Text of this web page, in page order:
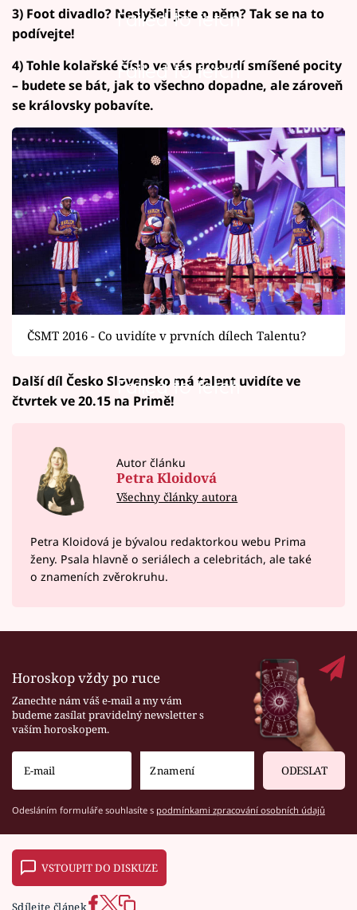
Failed to fetch
3) Foot divadlo? Neslyšeli jste o něm? Tak se na to
podívejte!
Failed to fetch
4) Tohle kolařské číslo ve vás probudí smíšené pocity
– budete se bát, jak to všechno dopadne, ale zároveň
se královsky pobavíte.
ČSMT 2016 - Co uvidíte v prvních dílech Talentu?
Failed to fetch
Další díl Česko Slovensko má talent uvidíte ve
čtvrtek ve 20.15 na Primě!
Autor článku
Petra Kloidová
Všechny články autora
Petra Kloidová je bývalou redaktorkou webu Prima
ženy. Psala hlavně o seriálech a celebritách, ale také
o znameních zvěrokruhu.
Horoskop vždy po ruce
Zanechte nám váš e-mail a my vám
budeme zasílat pravidelný newsletter s
vaším horoskopem.
ODESLAT
Odesláním formuláře souhlasíte s podmínkami zpracování osobních údajů
VSTOUPIT DO DISKUZE
Sdílejte článek